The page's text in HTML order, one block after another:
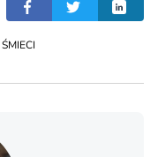
ŚMIECI